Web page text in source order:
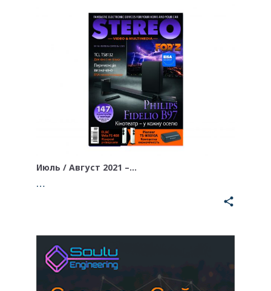
Июль / Август 2021 –…
…
share